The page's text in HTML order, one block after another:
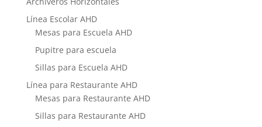
Línea Escolar AHD
Mesas para Escuela AHD
Pupitre para escuela
Sillas para Escuela AHD
Línea para Restaurante AHD
Mesas para Restaurante AHD
Sillas para Restaurante AHD